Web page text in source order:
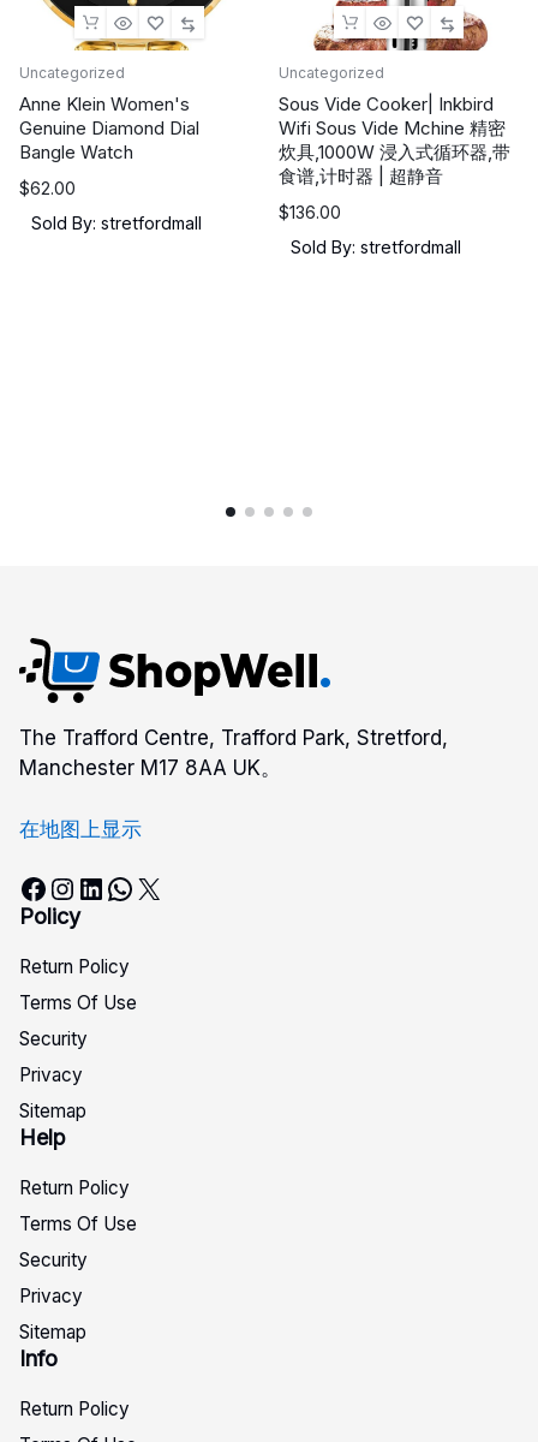
头
动
充
电
绒
毛
去
和
家
具、
沙
发、
物
发
quantity
Uncategorized
Anne Klein Women's
Genuine Diamond Dial
Bangle Watch
$62.00
Sold By: stretfordmall
Uncategorized
Sous Vide Cooker| Inkbird
Wifi Sous Vide Mchine 精密
炊具,1000W 浸入式循环器,带
食谱,计时器 | 超静音
$136.00
Sold By: stretfordmall
The Trafford Centre, Trafford Park, Stretford,
Manchester M17 8AA UK。
在地图上显示
Facebook Instagram LinkedIn WhatsApp X
Policy
Return Policy
Terms Of Use
Security
Privacy
Sitemap
Help
Return Policy
Terms Of Use
Security
Privacy
Sitemap
Info
Return Policy